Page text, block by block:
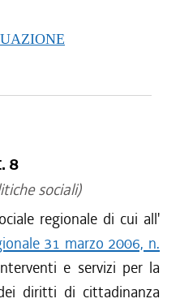
8
sociali)
regionale di cui all'
31 marzo 2006, n.
e servizi per la
diritti di cittadinanza